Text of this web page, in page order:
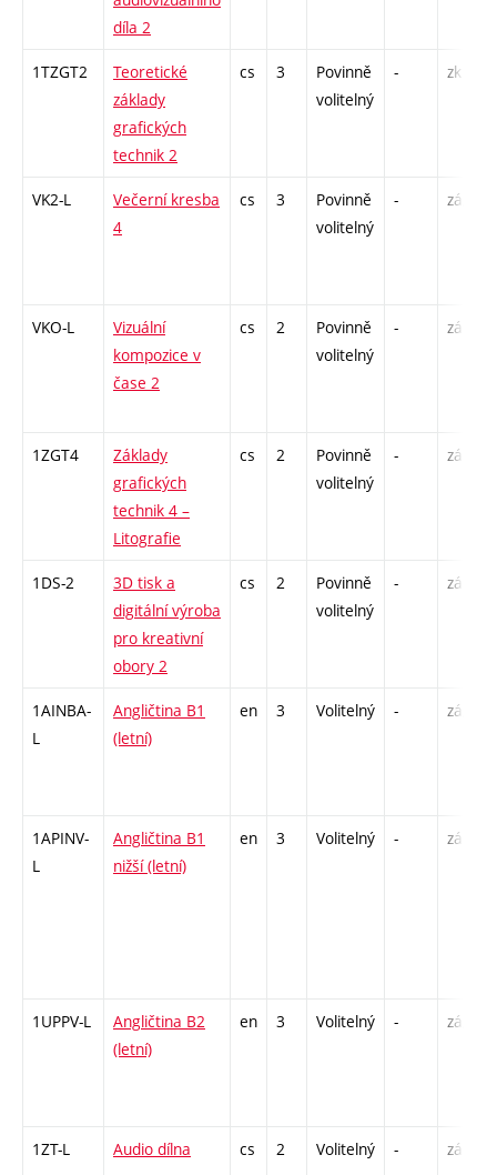
díla 2
1TZGT2
Teoretické
základy
grafických
technik 2
cs 3
Povinně
volitelný
- zk
VK2-L
Večerní kresba
4
cs 3
Povinně
volitelný
- zá,zk
VKO-L
Vizuální
kompozice v
čase 2
cs 2
Povinně
volitelný
- zá
1ZGT4
Základy
grafických
technik 4 –
Litografie
cs 2
Povinně
volitelný
- zá
1DS-2
3D tisk a
digitální výroba
pro kreativní
obory 2
cs 2
Povinně
volitelný
- zá
1AINBA-
L
Angličtina B1
(letní)
en 3 Volitelný - zá,zk
1APINV-
L
Angličtina B1
nižší (letní)
en 3 Volitelný - zá
1UPPV-L
Angličtina B2
(letní)
en 3 Volitelný - zá,zk
1ZT-L Audio dílna cs 2 Volitelný - zá